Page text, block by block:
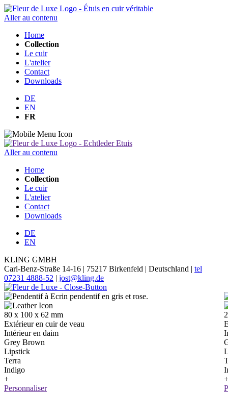
Aller au contenu
Home
Collection
Le cuir
L'atelier
Contact
Downloads
DE
EN
FR
Aller au contenu
Home
Collection
Le cuir
L'atelier
Contact
Downloads
DE
EN
KLING GMBH
Carl-Benz-Straße 14-16 | 75217 Birkenfeld | Deutschland | tel
07231 4888-52 | jost@kling.de
80 x 100 x 62 mm
Extérieur en cuir de veau
Intérieur en daim
Grey Brown
Lipstick
Terra
Indigo
+
Personnaliser
+